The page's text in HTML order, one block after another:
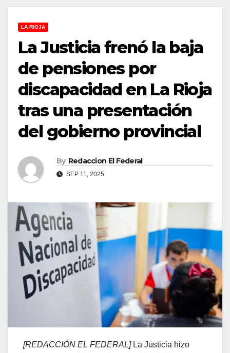
LA RIOJA
La Justicia frenó la baja
de pensiones por
discapacidad en La Rioja
tras una presentación
del gobierno provincial
By Redaccion El Federal
SEP 11, 2025
[REDACCIÓN EL FEDERAL]La Justicia hizo